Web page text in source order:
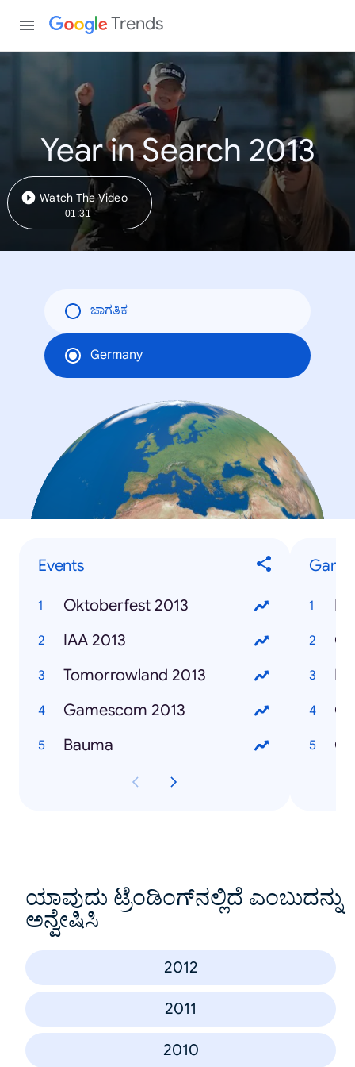
Trends
Year in Search 2013
Watch The Video
01:31
ಜಾಗತಿಕ
Germany
Events
Oktoberfest 2013
IAA 2013
Tomorrowland 2013
Gamescom 2013
Bauma
ಯಾವುದು ಟ್ರೆಂಡಿಂಗ್‌ನಲ್ಲಿದೆ ಎಂಬುದನ್ನು
ಅನ್ವೇಷಿಸಿ
2012
2011
2010